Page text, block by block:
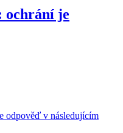
ochrání je
odpověď v následujícím